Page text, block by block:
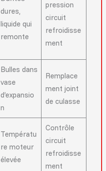
dures,
liquide qui
remonte
pression
circuit
refroidisse
ment
Bulles dans
vase
d’expansio
n
Remplace
ment joint
de culasse
Températu
re moteur
élevée
Contrôle
circuit
refroidisse
ment